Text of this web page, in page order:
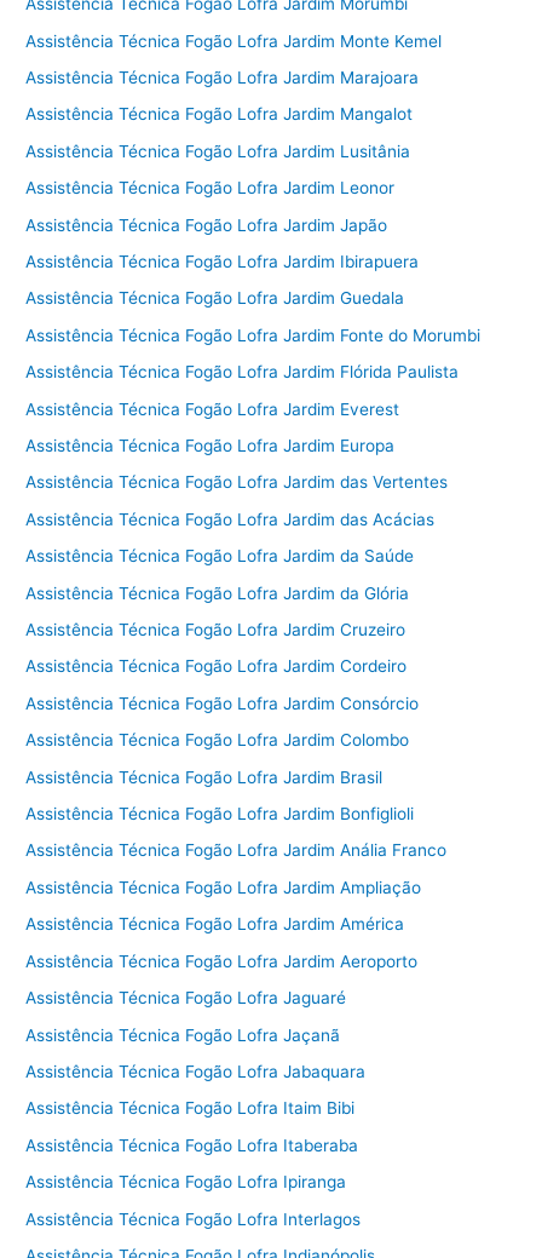
Assistência Técnica Fogão Lofra Jardim Monte Kemel
Assistência Técnica Fogão Lofra Jardim Marajoara
Assistência Técnica Fogão Lofra Jardim Mangalot
Assistência Técnica Fogão Lofra Jardim Lusitânia
Assistência Técnica Fogão Lofra Jardim Leonor
Assistência Técnica Fogão Lofra Jardim Japão
Assistência Técnica Fogão Lofra Jardim Ibirapuera
Assistência Técnica Fogão Lofra Jardim Guedala
Assistência Técnica Fogão Lofra Jardim Fonte do Morumbi
Assistência Técnica Fogão Lofra Jardim Flórida Paulista
Assistência Técnica Fogão Lofra Jardim Everest
Assistência Técnica Fogão Lofra Jardim Europa
Assistência Técnica Fogão Lofra Jardim das Vertentes
Assistência Técnica Fogão Lofra Jardim das Acácias
Assistência Técnica Fogão Lofra Jardim da Saúde
Assistência Técnica Fogão Lofra Jardim da Glória
Assistência Técnica Fogão Lofra Jardim Cruzeiro
Assistência Técnica Fogão Lofra Jardim Cordeiro
Assistência Técnica Fogão Lofra Jardim Consórcio
Assistência Técnica Fogão Lofra Jardim Colombo
Assistência Técnica Fogão Lofra Jardim Brasil
Assistência Técnica Fogão Lofra Jardim Bonfiglioli
Assistência Técnica Fogão Lofra Jardim Anália Franco
Assistência Técnica Fogão Lofra Jardim Ampliação
Assistência Técnica Fogão Lofra Jardim América
Assistência Técnica Fogão Lofra Jardim Aeroporto
Assistência Técnica Fogão Lofra Jaguaré
Assistência Técnica Fogão Lofra Jaçanã
Assistência Técnica Fogão Lofra Jabaquara
Assistência Técnica Fogão Lofra Itaim Bibi
Assistência Técnica Fogão Lofra Itaberaba
Assistência Técnica Fogão Lofra Ipiranga
Assistência Técnica Fogão Lofra Interlagos